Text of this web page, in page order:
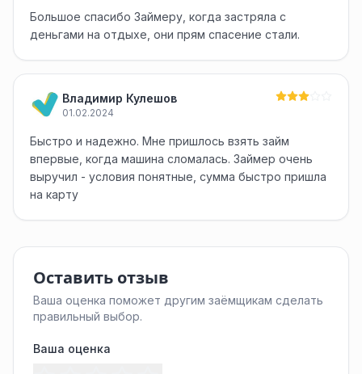
Большое спасибо Займеру, когда застряла с
деньгами на отдыхе, они прям спасение стали.
Владимир Кулешов
01.02.2024
Быстро и надежно. Мне пришлось взять займ
впервые, когда машина сломалась. Займер очень
выручил - условия понятные, сумма быстро пришла
на карту
Оставить отзыв
Ваша оценка поможет другим заёмщикам сделать
правильный выбор.
Ваша оценка